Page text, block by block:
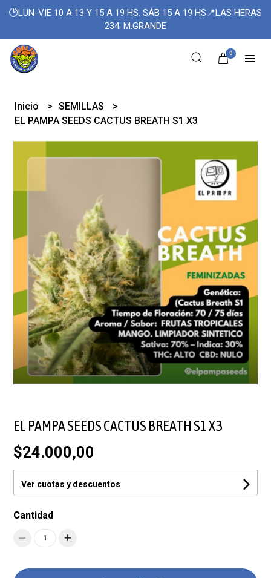
🕑LUN-VIE 10 A 13 Y 15 A 19 HS. SÁB 15 A 19 HS📍LAS HERAS
234. M.GRANDE
0
Inicio
SEMILLAS
EL PAMPA SEEDS CACTUS BREATH S1 X3
EL PAMPA SEEDS CACTUS BREATH S1 X3
$24.000,00
Ver cuotas y descuentos
Cantidad
1